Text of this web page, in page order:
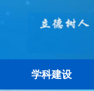
学科建设